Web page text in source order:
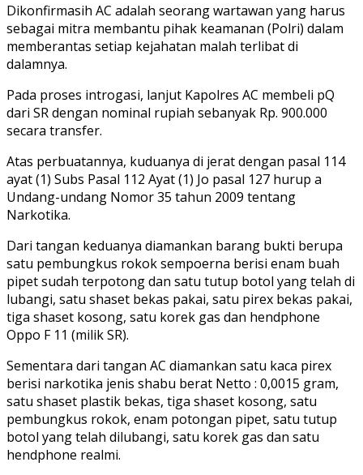
Dikonfirmasih AC adalah seorang wartawan yang harus
sebagai mitra membantu pihak keamanan (Polri) dalam
memberantas setiap kejahatan malah terlibat di
dalamnya.
Pada proses introgasi, lanjut Kapolres AC membeli pQ
dari SR dengan nominal rupiah sebanyak Rp. 900.000
secara transfer.
Atas perbuatannya, kuduanya di jerat dengan pasal 114
ayat (1) Subs Pasal 112 Ayat (1) Jo pasal 127 hurup a
Undang-undang Nomor 35 tahun 2009 tentang
Narkotika.
Dari tangan keduanya diamankan barang bukti berupa
satu pembungkus rokok sempoerna berisi enam buah
pipet sudah terpotong dan satu tutup botol yang telah di
lubangi, satu shaset bekas pakai, satu pirex bekas pakai,
tiga shaset kosong, satu korek gas dan hendphone
Oppo F 11 (milik SR).
Sementara dari tangan AC diamankan satu kaca pirex
berisi narkotika jenis shabu berat Netto : 0,0015 gram,
satu shaset plastik bekas, tiga shaset kosong, satu
pembungkus rokok, enam potongan pipet, satu tutup
botol yang telah dilubangi, satu korek gas dan satu
hendphone realmi.